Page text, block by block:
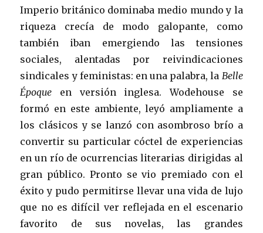
Imperio británico dominaba medio mundo y la
riqueza crecía de modo galopante, como
también iban emergiendo las tensiones
sociales, alentadas por reivindicaciones
sindicales y feministas: en una palabra, la Belle
Époque en versión inglesa. Wodehouse se
formó en este ambiente, leyó ampliamente a
los clásicos y se lanzó con asombroso brío a
convertir su particular cóctel de experiencias
en un río de ocurrencias literarias dirigidas al
gran público. Pronto se vio premiado con el
éxito y pudo permitirse llevar una vida de lujo
que no es difícil ver reflejada en el escenario
favorito de sus novelas, las grandes